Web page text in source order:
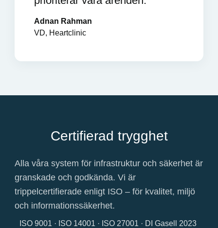
Adnan Rahman
VD, Heartclinic
Certifierad trygghet
Alla våra system för infrastruktur och säkerhet är
granskade och godkända. Vi är
trippelcertifierade enligt ISO – för kvalitet, miljö
och informationssäkerhet.
ISO 9001 · ISO 14001 · ISO 27001 · DI Gasell 2023